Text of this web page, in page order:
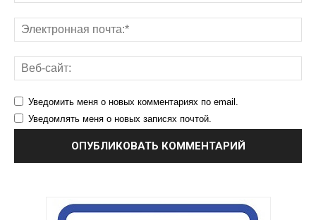
Уведомить меня о новых комментариях по email.
Уведомлять меня о новых записях почтой.